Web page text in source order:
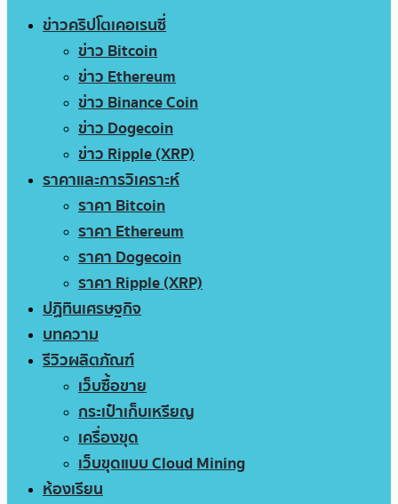
ข่าวคริปโตเคอเรนซี่
ข่าว Bitcoin
ข่าว Ethereum
ข่าว Binance Coin
ข่าว Dogecoin
ข่าว Ripple (XRP)
ราคาและการวิเคราะห์
ราคา Bitcoin
ราคา Ethereum
ราคา Dogecoin
ราคา Ripple (XRP)
ปฏิทินเศรษฐกิจ
บทความ
รีวิวผลิตภัณฑ์
เว็บซื้อขาย
กระเป๋าเก็บเหรียญ
เครื่องขุด
เว็บขุดแบบ Cloud Mining
ห้องเรียน